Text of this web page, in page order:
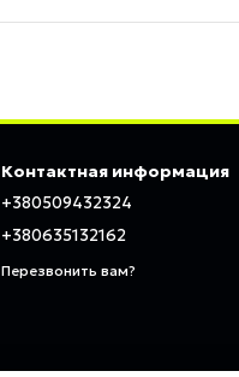
Контактная информация
+380509432324
+380635132162
Перезвонить вам?